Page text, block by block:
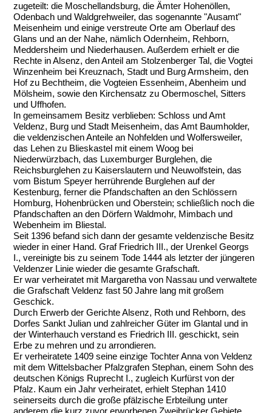
zugeteilt: die Moschellandsburg, die Ämter Hohenöllen,
Odenbach und Waldgrehweiler, das sogenannte "Ausamt"
Meisenheim und einige verstreute Orte am Oberlauf des
Glans und an der Nahe, nämlich Odernheim, Rehborn,
Meddersheim und Niederhausen. Außerdem erhielt er die
Rechte in Alsenz, den Anteil am Stolzenberger Tal, die Vogtei
Winzenheim bei Kreuznach, Stadt und Burg Armsheim, den
Hof zu Bechtheim, die Vogteien Essenheim, Abenheim und
Mölsheim, sowie den Kirchensatz zu Obermoschel, Sitters
und Uffhofen.
In gemeinsamem Besitz verblieben: Schloss und Amt
Veldenz, Burg und Stadt Meisenheim, das Amt Baumholder,
die veldenzischen Anteile an Nohfelden und Wolfersweiler,
das Lehen zu Blieskastel mit einem Woog bei
Niederwürzbach, das Luxemburger Burglehen, die
Reichsburglehen zu Kaiserslautern und Neuwolfstein, das
vom Bistum Speyer herrührende Burglehen auf der
Kestenburg, ferner die Pfandschaften an den Schlössern
Homburg, Hohenbrücken und Oberstein; schließlich noch die
Pfandschaften an den Dörfern Waldmohr, Mimbach und
Webenheim im Bliestal.
Seit 1396 befand sich dann der gesamte veldenzische Besitz
wieder in einer Hand. Graf Friedrich III., der Urenkel Georgs
I., vereinigte bis zu seinem Tode 1444 als letzter der jüngeren
Veldenzer Linie wieder die gesamte Grafschaft.
Er war verheiratet mit Margaretha von Nassau und verwaltete
die Grafschaft Veldenz fast 50 Jahre lang mit großem
Geschick.
Durch Erwerb der Gerichte Alsenz, Roth und Rehborn, des
Dorfes Sankt Julian und zahlreicher Güter im Glantal und in
der Winterhauch verstand es Friedrich III. geschickt, sein
Erbe zu mehren und zu arrondieren.
Er verheiratete 1409 seine einzige Tochter Anna von Veldenz
mit dem Wittelsbacher Pfalzgrafen Stephan, einem Sohn des
deutschen Königs Ruprecht I., zugleich Kurfürst von der
Pfalz. Kaum ein Jahr verheiratet, erhielt Stephan 1410
seinerseits durch die große pfälzische Erbteilung unter